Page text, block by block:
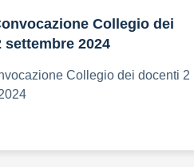
Collegio dei
settembre 2024
Collegio dei docenti 2